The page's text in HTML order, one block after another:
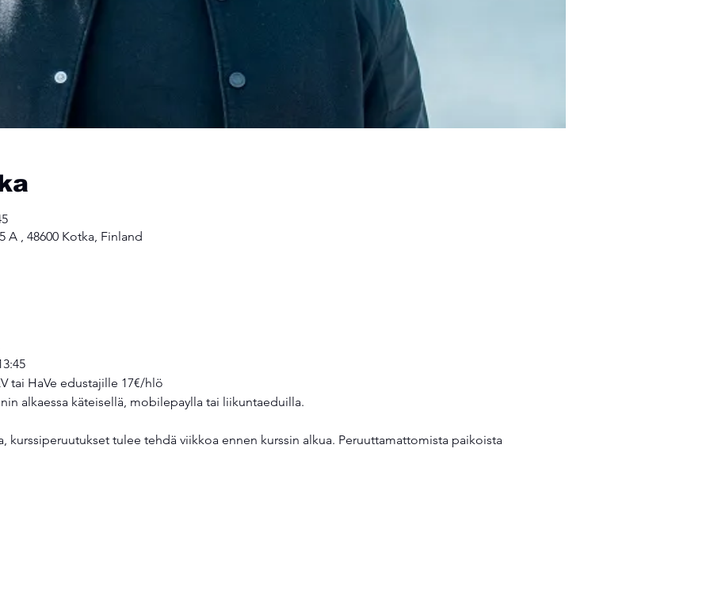
A , 48600 Kotka, Finland
tai HaVe edustajille 17€/hlö
alkaessa käteisellä, mobilepaylla tai liikuntaeduilla.
kurssiperuutukset tulee tehdä viikkoa ennen kurssin alkua. Peruuttamattomista paikoista